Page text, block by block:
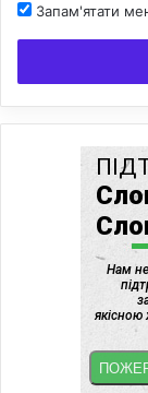
Запам'ятати